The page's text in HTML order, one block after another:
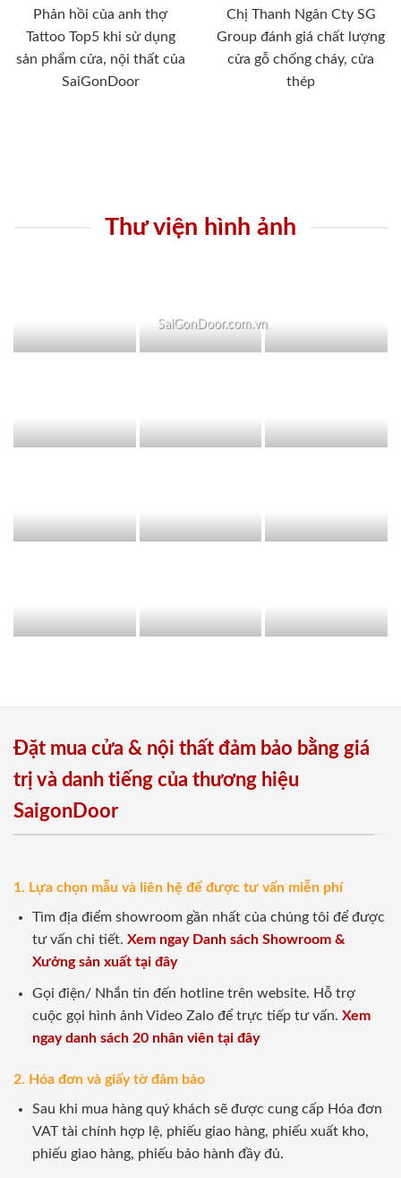
Phản hồi của anh thợ
Tattoo Top5 khi sử dụng
sản phẩm cửa, nội thất của
SaiGonDoor
Chị Thanh Ngân Cty SG
Group đánh giá chất lượng
cửa gỗ chống cháy, cửa
thép
Thư viện hình ảnh
SaiGonDoor.com.vn
Đặt mua cửa & nội thất đảm bảo bằng giá
trị và danh tiếng của thương hiệu
SaigonDoor
1. Lựa chọn mẫu và liên hệ để được tư vấn miễn phí
Tìm địa điểm showroom gần nhất của chúng tôi để được
tư vấn chi tiết. Xem ngay Danh sách Showroom &
Xưởng sản xuất tại đây
Gọi điện/ Nhắn tin đến hotline trên website. Hỗ trợ
cuộc gọi hình ảnh Video Zalo để trực tiếp tư vấn. Xem
ngay danh sách 20 nhân viên tại đây
2. Hóa đơn và giấy tờ đảm bảo
Sau khi mua hàng quý khách sẽ được cung cấp Hóa đơn
VAT tài chính hợp lệ, phiếu giao hàng, phiếu xuất kho,
phiếu giao hàng, phiếu bảo hành đầy đủ.